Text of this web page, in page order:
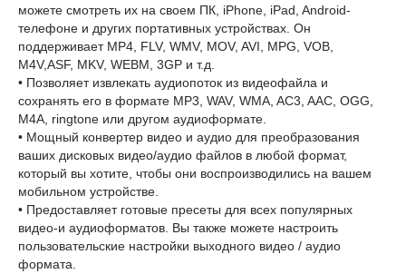
можете смотреть их на своем ПК, iPhone, iPad, Android-
телефоне и других портативных устройствах. Он
поддерживает MP4, FLV, WMV, MOV, AVI, MPG, VOB,
M4V,ASF, MKV, WEBM, 3GP и т.д.
• Позволяет извлекать аудиопоток из видеофайла и
сохранять его в формате MP3, WAV, WMA, AC3, AAC, OGG,
M4A, ringtone или другом аудиоформате.
• Мощный конвертер видео и аудио для преобразования
ваших дисковых видео/аудио файлов в любой формат,
который вы хотите, чтобы они воспроизводились на вашем
мобильном устройстве.
• Предоставляет готовые пресеты для всех популярных
видео-и аудиоформатов. Вы также можете настроить
пользовательские настройки выходного видео / аудио
формата.